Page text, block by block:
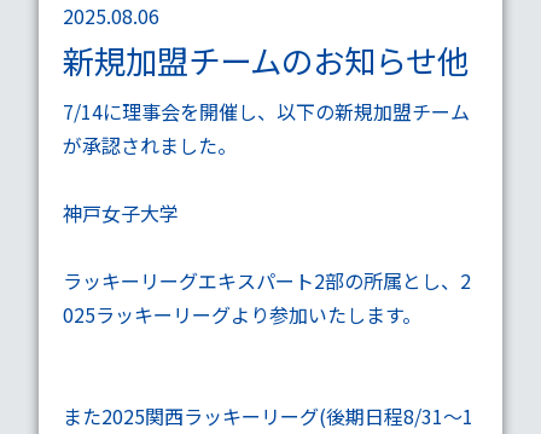
2025.08.06
新規加盟チームのお知らせ他
7/14に理事会を開催し、以下の新規加盟チーム
が承認されました。
神戸女子大学
ラッキーリーグエキスパート2部の所属とし、2
025ラッキーリーグより参加いたします。
また2025関西ラッキーリーグ(後期日程8/31～1